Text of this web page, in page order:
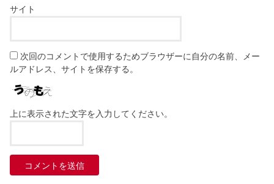
サイト
次回のコメントで使用するためブラウザーに自分の名前、メー
ルアドレス、サイトを保存する。
上に表示された文字を入力してください。